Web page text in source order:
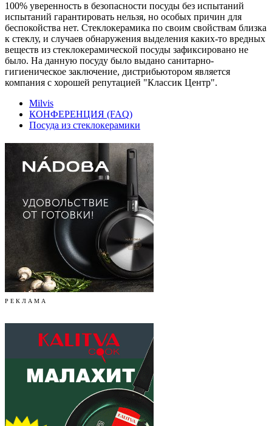
100% уверенность в безопасности посуды без испытаний
испытаний гарантировать нельзя, но особых причин для
беспокойства нет. Стеклокерамика по своим свойствам близка
к стеклу, и случаев обнаружения выделения каких-то вредных
веществ из стеклокерамической посуды зафиксировано не
было. На данную посуду было выдано санитарно-
гигиеническое заключение, дистрибьютором является
компания с хорошей репутацией "Классик Центр".
Milvis
КОНФЕРЕНЦИЯ (FAQ)
Посуда из стеклокерамики
Р Е К Л А М А